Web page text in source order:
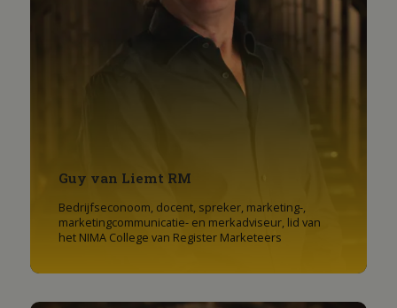
Guy van Liemt RM
Bedrijfseconoom, docent, spreker, marketing-,
marketingcommunicatie- en merkadviseur, lid van
het NIMA College van Register Marketeers